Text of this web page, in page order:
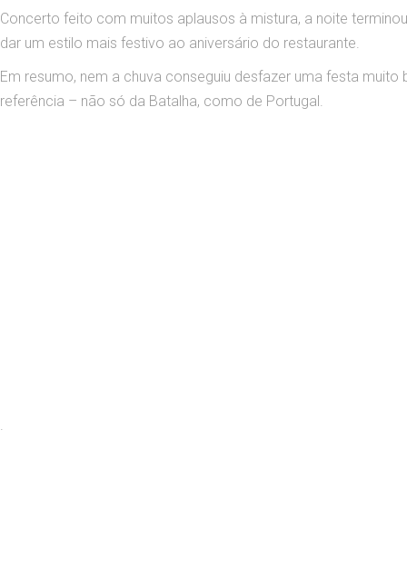
Concerto feito com muitos aplausos à mistura, a noite
dar um estilo mais festivo ao aniversário do restaurante.
Em resumo, nem a chuva conseguiu desfazer uma festa
referência – não só da Batalha, como de Portugal.
.